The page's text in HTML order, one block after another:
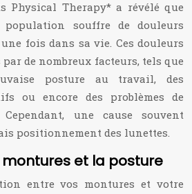
Physical Therapy* a révélé que
souffre de douleurs
fois dans sa vie. Ces douleurs
par de nombreux facteurs, tels que
posture au travail, des
ou encore des problèmes de
Cependant, une cause souvent
positionnement des lunettes.
montures et la posture
entre vos montures et votre